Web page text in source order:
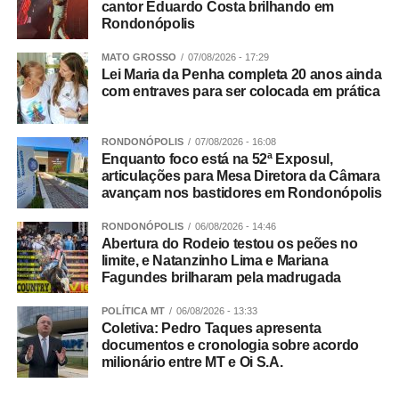
Você disse que somos o estado que melhor aplica a lei
Maria da Penha, mas mesmo assim estamos nesse
ranking de onde mais morrem mulheres. Como explicar
esse paradoxo?
Rosana Leite – Eu explico da seguinte forma: apenas o
Sistema de Justiça não é capaz de resolver tudo. Não é
possível resolver todo esse problema apenas com a
aplicação da lei. Por isso que eu sempre defendo que o
aumento de pena jamais vai resolver a situação. Nós
vivemos em um país que não socializa e não
ressocializa. A ressocialização das pessoas é quase
impossível. Um dia cumprindo pena em uma cadeia do
Brasil é horrível. Nós precisamos trabalhar a prevenção.
A Ultima Ratio do Sistema de Justiça {expressão em latim
que significa Último Recurso no Direito Penal} é a prisão
do agressor, mas o aumento de pena não resolve. Hoje o
feminicídio e o vicaricídio {crime em que o agressor mata
cantor Eduardo Costa brilhando em
Rondonópolis
MATO GROSSO 07/08/2026 - 17:29
Lei Maria da Penha completa 20 anos ainda
com entraves para ser colocada em prática
RONDONÓPOLIS 07/08/2026 - 16:08
Enquanto foco está na 52ª Exposul,
articulações para Mesa Diretora da Câmara
avançam nos bastidores em Rondonópolis
RONDONÓPOLIS 06/08/2026 - 14:46
Abertura do Rodeio testou os peões no
limite, e Natanzinho Lima e Mariana
Fagundes brilharam pela madrugada
POLÍTICA MT 06/08/2026 - 13:33
Coletiva: Pedro Taques apresenta
documentos e cronologia sobre acordo
milionário entre MT e Oi S.A.